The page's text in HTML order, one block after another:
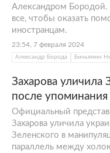
Александром Бородой.
все, чтобы оказать
иностранцам.
23:54, 7 февраля 2024
Александр Борода Биньямин
Захарова уличила
после упоминания
Официальный
Захарова уличила
Зеленского в
параллель между